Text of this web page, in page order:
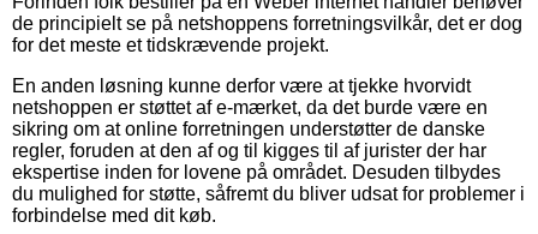
de principielt se på netshoppens forretningsvilkår, det er dog
for det meste et tidskrævende projekt.
En anden løsning kunne derfor være at tjekke hvorvidt
netshoppen er støttet af e-mærket, da det burde være en
sikring om at online forretningen understøtter de danske
regler, foruden at den af og til kigges til af jurister der har
ekspertise inden for lovene på området. Desuden tilbydes
du mulighed for støtte, såfremt du bliver udsat for problemer i
forbindelse med dit køb.